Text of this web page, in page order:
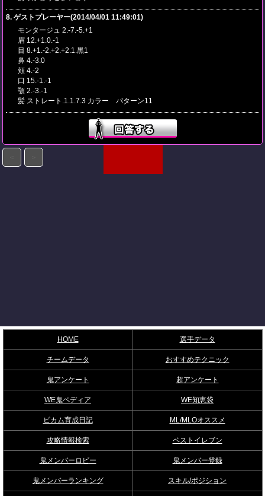
8. ゲストプレーヤー(2014/04/01 11:49:01)
モンタージュ 2.-7.-5.+1
眉 12.+1.0.-1
目 8.+1.-2.+2.+2.1.黒1
鼻 4.-3.0
頬 4.-2
口 15.-1.-1
顎 2.-3.-1
髪 ストレート.1.1.7.3 カラー パターン11
HOME 選手データ
チームデータ おすすめテクニック
鬼アンケート 超アンケート
WE鬼ペディア WE知恵袋
ビカム育成日記 ML/MLOオススメ
攻略情報検索 ベストイレブン
鬼メンバーロビー 鬼メンバー登録
鬼メンバーランキング スキル/ポジション